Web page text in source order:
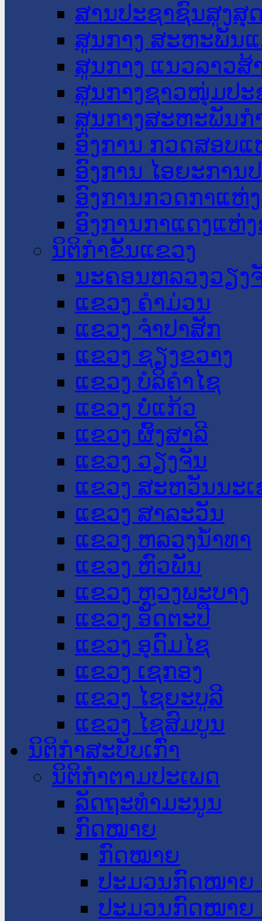
ສານປະຊາຊົນສູງສຸ
ສູນກາງ ສະຫະພັນ
ສູນກາງ ແນວລາວສ້
ສູນກາງຊາວໜຸ່ມປະ
ສູນກາງສະຫະພັນກ
ອົງການ ກວດສອບແ
ອົງການ ໄອຍະການ
ອົງການກວດກາແຫ່
ອົງການກາແດງແຫ່
ນິຕິກໍາຂັ້ນແຂວງ
ນະ​ຄອນ​ຫລວງວຽງ
ແຂວງ ຄໍາມ່ວນ
ແຂວງ ຈໍາປາສັກ
ແຂວງ ຊຽງຂວາງ
ແຂວງ ບໍລິຄໍາໄຊ
ແຂວງ ບໍ່ແກ້ວ
ແຂວງ ຜົ້ງສາລີ
ແຂວງ ວຽງຈັນ
ແຂວງ ສະຫວັນນະ
ແຂວງ ສາລະວັນ
ແຂວງ ຫລວງນໍ້າທາ
ແຂວງ ຫົວພັນ
ແຂວງ ຫຼວງພະບາງ
ແຂວງ ອັດຕະປື
ແຂວງ ອຸດົມໄຊ
ແຂວງ ເຊກອງ
ແຂວງ ໄຊຍະບູລີ
ແຂວງ ໄຊສົມບູນ
ນິຕິກໍາສະບັບເກົ່າ
ນິຕິກຳຕາມປະເພດ
ລັດຖະທໍາມະນູນ
ກົດໝາຍ
ກົດໝາຍ
ປະມວນກົດໝາຍ
ປະມວນກົດໝາຍ